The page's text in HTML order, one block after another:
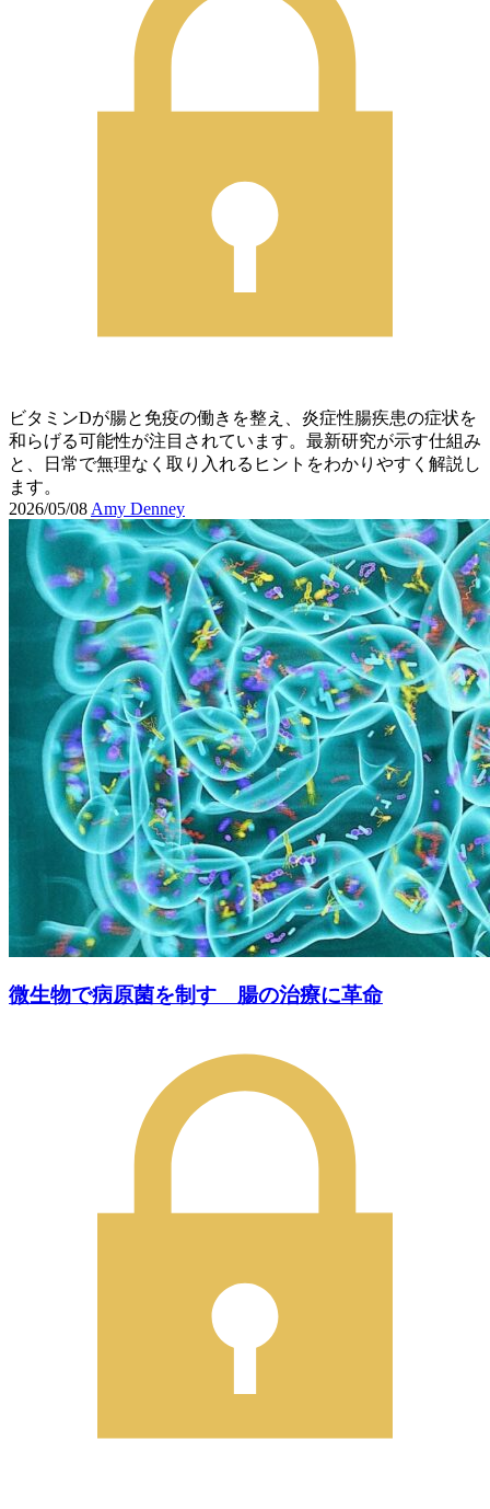
ビタミンDが腸と免疫の働きを整え、炎症性腸疾患の症状を
和らげる可能性が注目されています。最新研究が示す仕組み
と、日常で無理なく取り入れるヒントをわかりやすく解説し
ます。
2026/05/08 Amy Denney
微生物で病原菌を制す 腸の治療に革命